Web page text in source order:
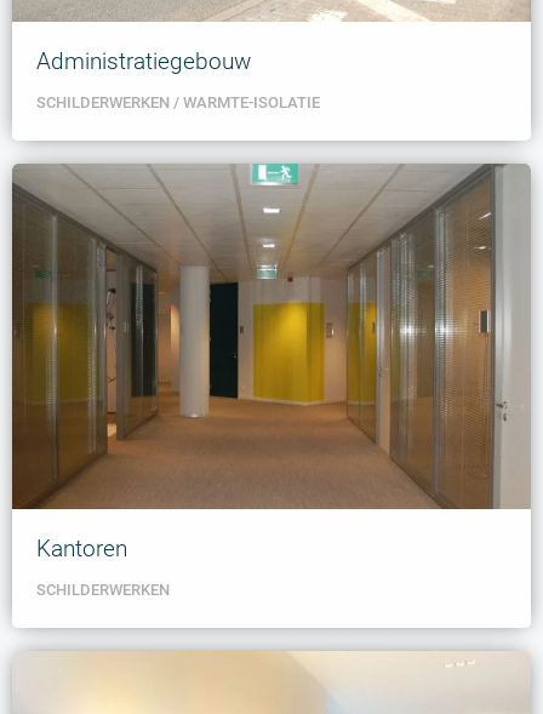
Administratiegebouw
SCHILDERWERKEN WARMTE-ISOLATIE
Kantoren
SCHILDERWERKEN